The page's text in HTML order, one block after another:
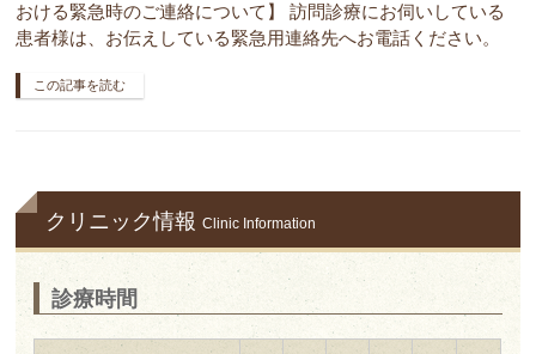
おける緊急時のご連絡について】 訪問診療にお伺いしている
患者様は、お伝えしている緊急用連絡先へお電話ください。
この記事を読む
クリニック情報Clinic Information
診療時間